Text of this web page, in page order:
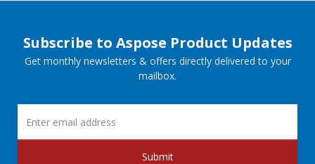
Subscribe to Aspose Product Updates
Get monthly newsletters & offers directly delivered to your
mailbox.
Submit